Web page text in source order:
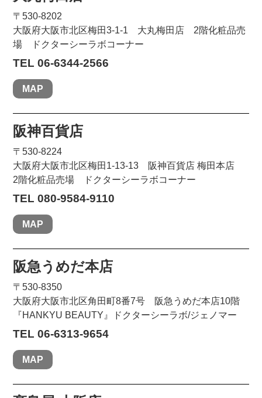
〒530-8202
大阪府大阪市北区梅田3-1-1 大丸梅田店 2階化粧品売
場 ドクターシーラボコーナー
TEL 06-6344-2566
MAP
阪神百貨店
〒530-8224
大阪府大阪市北区梅田1-13-13 阪神百貨店 梅田本店
2階化粧品売場 ドクターシーラボコーナー
TEL 080-9584-9110
MAP
阪急うめだ本店
〒530-8350
大阪府大阪市北区角田町8番7号 阪急うめだ本店10階
『HANKYU BEAUTY』ドクターシーラボ/ジェノマー
TEL 06-6313-9654
MAP